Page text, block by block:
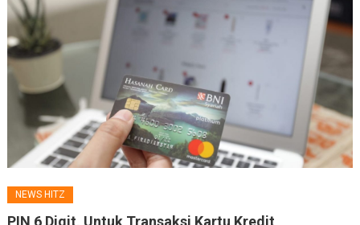
NEWS HITZ
PIN 6 Digit, Untuk Transaksi Kartu Kredit